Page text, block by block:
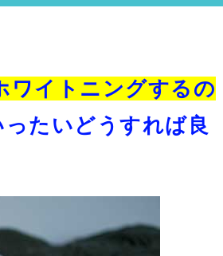
ワイトニングするの
たいどうすれば良